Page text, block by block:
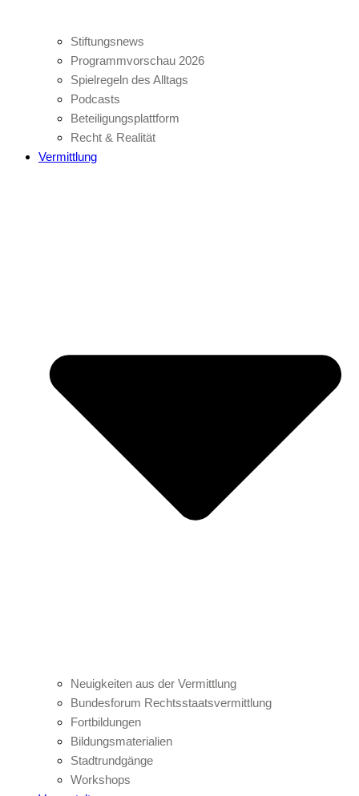
Stiftungsnews
Programmvorschau 2026
Spielregeln des Alltags
Podcasts
Beteiligungsplattform
Recht & Realität
Vermittlung
Neuigkeiten aus der Vermittlung
Bundesforum Rechtsstaatsvermittlung
Fortbildungen
Bildungsmaterialien
Stadtrundgänge
Workshops